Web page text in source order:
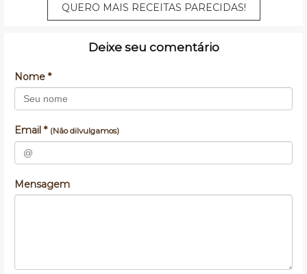
QUERO MAIS RECEITAS PARECIDAS!
Deixe seu comentário
Nome *
Email * (Não dilvulgamos)
Mensagem